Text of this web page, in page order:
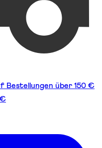
Bestellungen über 150 €